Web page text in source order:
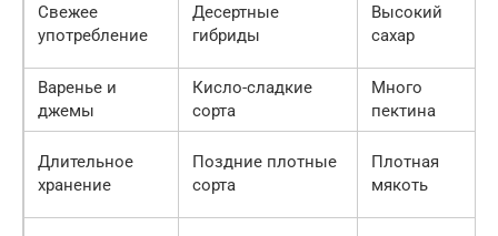
Свежее
употребление
Десертные
гибриды
Высокий
сахар
Варенье и
джемы
Кисло-сладкие
сорта
Много
пектина
Длительное
хранение
Поздние плотные
сорта
Плотная
мякоть